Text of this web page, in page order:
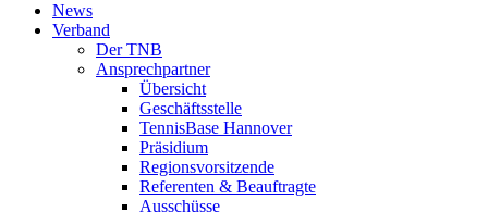
News
Verband
Der TNB
Ansprechpartner
Übersicht
Geschäftsstelle
TennisBase Hannover
Präsidium
Regionsvorsitzende
Referenten & Beauftragte
Ausschüsse